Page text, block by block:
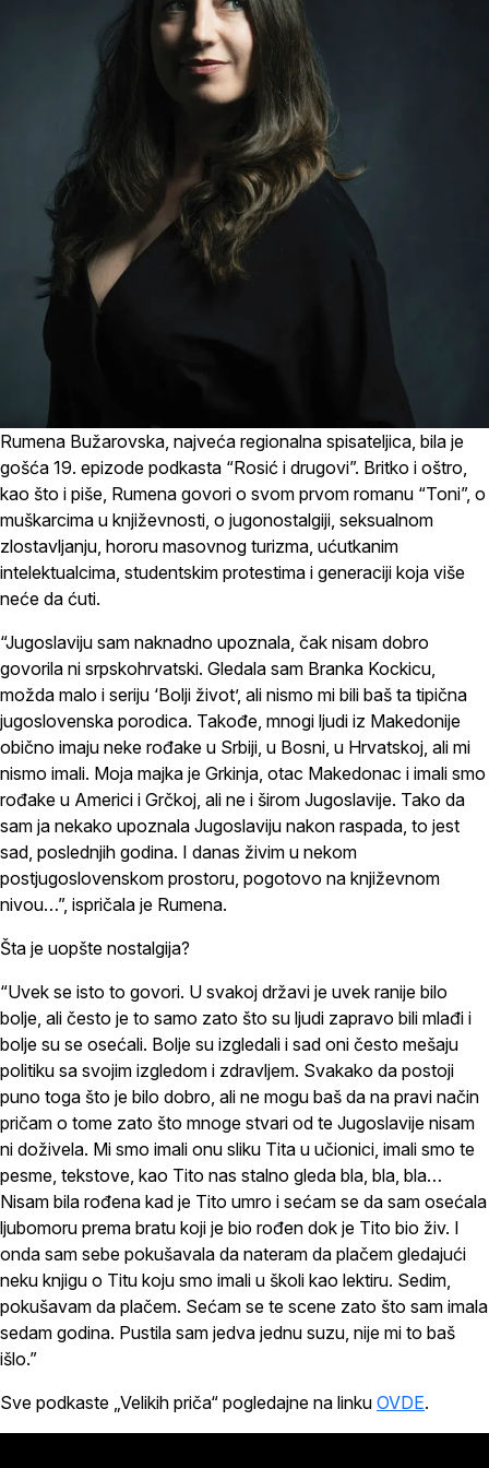
Rumena Bužarovska, najveća regionalna spisateljica, bila je
gošća 19. epizode podkasta “Rosić i drugovi”. Britko i oštro,
kao što i piše, Rumena govori o svom prvom romanu “Toni”, o
muškarcima u književnosti, o jugonostalgiji, seksualnom
zlostavljanju, hororu masovnog turizma, ućutkanim
intelektualcima, studentskim protestima i generaciji koja više
neće da ćuti.
“Jugoslaviju sam naknadno upoznala, čak nisam dobro
govorila ni srpskohrvatski. Gledala sam Branka Kockicu,
možda malo i seriju ‘Bolji život’, ali nismo mi bili baš ta tipična
jugoslovenska porodica. Takođe, mnogi ljudi iz Makedonije
obično imaju neke rođake u Srbiji, u Bosni, u Hrvatskoj, ali mi
nismo imali. Moja majka je Grkinja, otac Makedonac i imali smo
rođake u Americi i Grčkoj, ali ne i širom Jugoslavije. Tako da
sam ja nekako upoznala Jugoslaviju nakon raspada, to jest
sad, poslednjih godina. I danas živim u nekom
postjugoslovenskom prostoru, pogotovo na književnom
nivou…”, ispričala je Rumena.
Šta je uopšte nostalgija?
“Uvek se isto to govori. U svakoj državi je uvek ranije bilo
bolje, ali često je to samo zato što su ljudi zapravo bili mlađi i
bolje su se osećali. Bolje su izgledali i sad oni često mešaju
politiku sa svojim izgledom i zdravljem. Svakako da postoji
puno toga što je bilo dobro, ali ne mogu baš da na pravi način
pričam o tome zato što mnoge stvari od te Jugoslavije nisam
ni doživela. Mi smo imali onu sliku Tita u učionici, imali smo te
pesme, tekstove, kao Tito nas stalno gleda bla, bla, bla…
Nisam bila rođena kad je Tito umro i sećam se da sam osećala
ljubomoru prema bratu koji je bio rođen dok je Tito bio živ. I
onda sam sebe pokušavala da nateram da plačem gledajući
neku knjigu o Titu koju smo imali u školi kao lektiru. Sedim,
pokušavam da plačem. Sećam se te scene zato što sam imala
sedam godina. Pustila sam jedva jednu suzu, nije mi to baš
išlo.”
Sve podkaste „Velikih priča“ pogledajne na linku OVDE.